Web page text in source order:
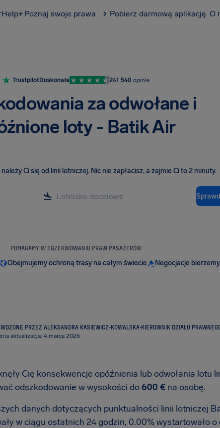
Poznaj swoje prawa Pobierz darmową aplikację O
TrustpilotDoskonała 241 540 opinie
za odwołane i
loty - Batik Air
Ci się od linii lotniczej. Nic nie zapłacisz, a zajmie Ci to 2 minuty.
POMAGAMY W EGZEKWOWANIU PRAW PASAŻERÓW
Obejmujemy ochroną trasy na całym świecie Negocjacje
PRZEZ ALEKSANDRA KASIEWICZ-KOWALSKA·KIEROWNIK DZIAŁU
aktualizacja: 4 marca 2026
Cię konsekwencje opóźnienia lub odwołania lotu
odszkodowanie w wysokości do600 € na osobę.
danych dotyczących punktualności linii lotniczej
w ciągu ostatnich 24 godzin, 0.00% wystartowało o